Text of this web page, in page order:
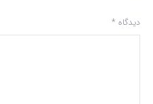
دیدگاه *